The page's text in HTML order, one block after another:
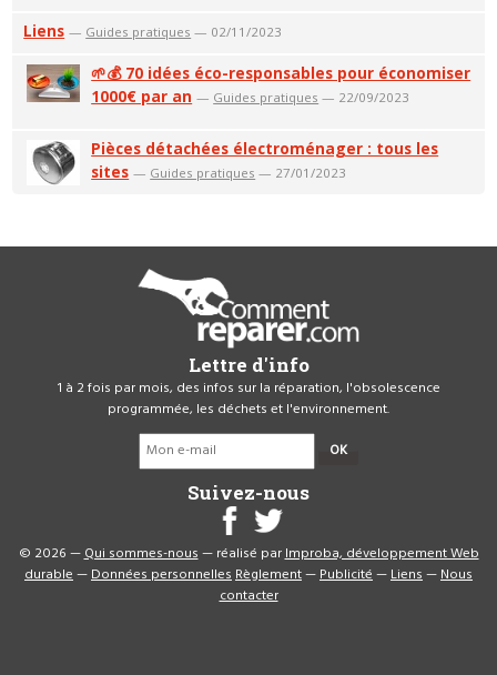
Liens — Guides pratiques — 02/11/2023
🌱💰 70 idées éco-responsables pour économiser
1000€ par an — Guides pratiques — 22/09/2023
Pièces détachées électroménager : tous les
sites — Guides pratiques — 27/01/2023
Lettre d'info
1 à 2 fois par mois, des infos sur la réparation, l'obsolescence
programmée, les déchets et l'environnement.
OK
Suivez-nous
© 2026 —Qui sommes-nous— réalisé parImproba, développement Web
durable—Données personnellesRèglement—Publicité—Liens—Nous
contacter